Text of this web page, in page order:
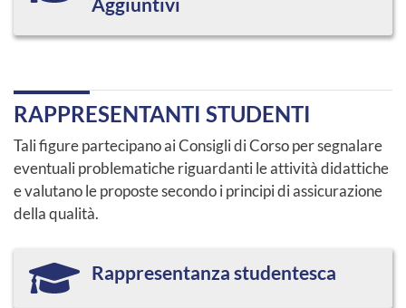
RAPPRESENTANTI STUDENTI
Tali figure partecipano ai Consigli di Corso per segnalare
eventuali problematiche riguardanti le attività didattiche
e valutano le proposte secondo i principi di assicurazione
della qualità.
Rappresentanza studentesca